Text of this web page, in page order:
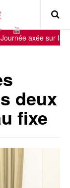
axée sur la
deux
fixe